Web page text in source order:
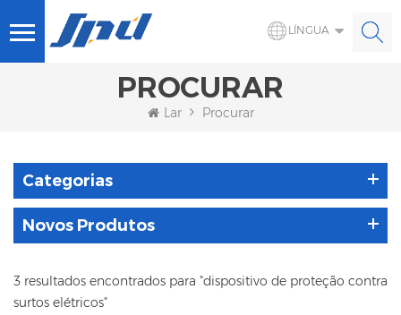
LÍNGUA
PROCURAR
Lar Procurar
Categorias
Novos Produtos
3 resultados encontrados para "dispositivo de proteção contra
surtos elétricos"